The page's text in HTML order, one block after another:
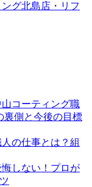
グ北島店・リフ
山コーティング職
裏側と今後の目標
の仕事とは？組
悔しない！プロが